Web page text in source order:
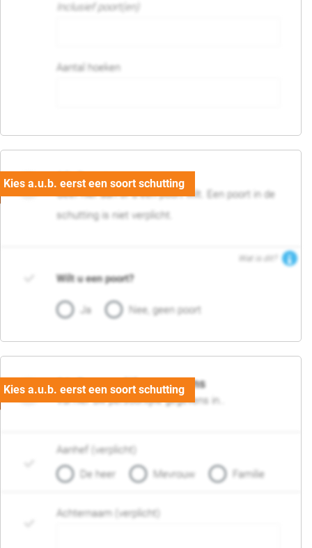
Inclusief poort(en)
Aantal hoeken
05. Poort
Geef hier aan of u een poort wilt. Een poort in de
schutting is niet verplicht.
Wat is dit?
Wilt u een poort?
Ja Nee, geen poort
06. Persoonlijke gegevens
Vul hier uw persoonlijke gegevens in..
Aanhef (verplicht)
De heer
Mevrouw Familie
Achternaam (verplicht)